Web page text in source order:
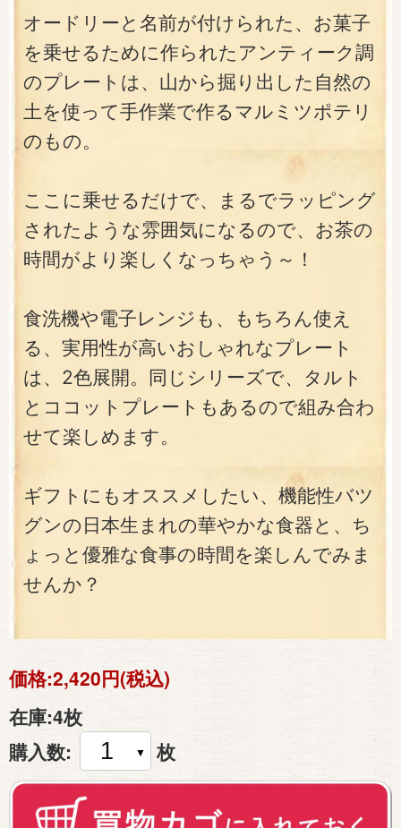
オードリーと名前が付けられた、お菓子
を乗せるために作られたアンティーク調
のプレートは、山から掘り出した自然の
土を使って手作業で作るマルミツポテリ
のもの。
ここに乗せるだけで、まるでラッピング
されたような雰囲気になるので、お茶の
時間がより楽しくなっちゃう～！
食洗機や電子レンジも、もちろん使え
る、実用性が高いおしゃれなプレート
は、2色展開。同じシリーズで、タルト
とココットプレートもあるので組み合わ
せて楽しめます。
ギフトにもオススメしたい、機能性バツ
グンの日本生まれの華やかな食器と、ち
ょっと優雅な食事の時間を楽しんでみま
せんか？
価格:2,420円(税込)
在庫:4枚
購入数:
枚